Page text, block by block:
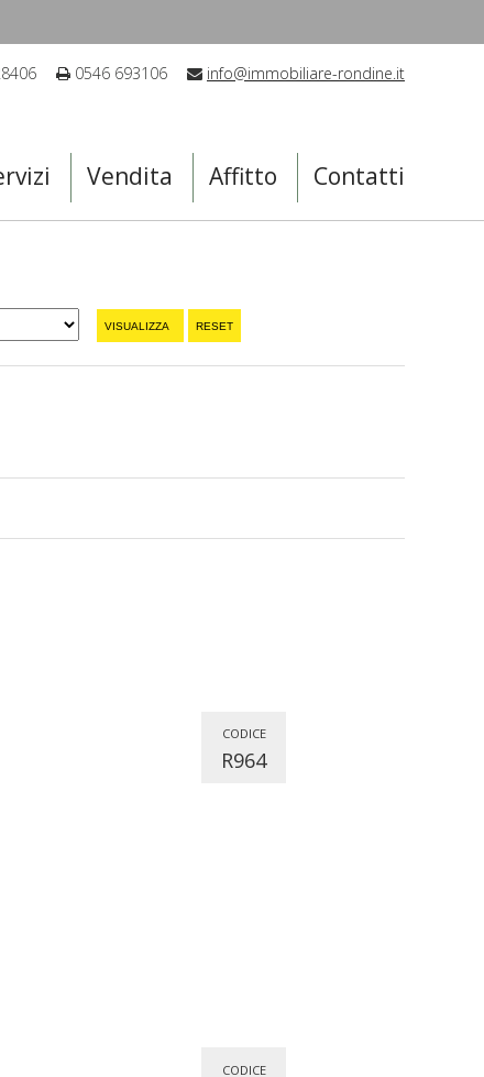
0546 693106 info@immobiliare-rondine.it
Vendita Affitto Contatti
VISUALIZZA RESET
CODICE
R964
CODICE